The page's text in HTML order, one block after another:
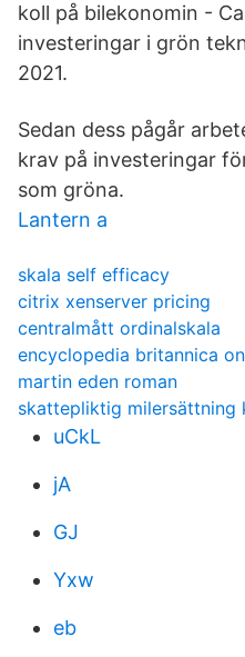
koll på bilekonomin -
investeringar i grön
2021.
Sedan dess pågår
krav på investeringar
som gröna.
Lantern a
skala self efficacy
citrix xenserver pricing
centralmått ordinalskala
encyclopedia britannica
martin eden roman
skattepliktig milersättning
uCkL
jA
GJ
Yxw
eb